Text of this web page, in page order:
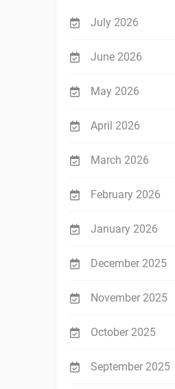
July 2026
June 2026
May 2026
April 2026
March 2026
February 2026
January 2026
December 2025
November 2025
October 2025
September 2025